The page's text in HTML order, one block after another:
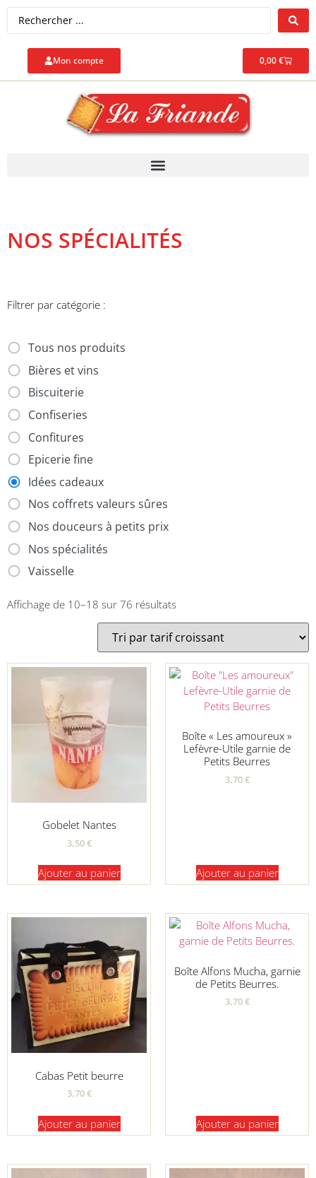
Mon compte 0,00€
NOS SPÉCIALITÉS
Filtrer par catégorie :
Tous nos produits
Bières et vins
Biscuiterie
Confiseries
Confitures
Epicerie fine
Idées cadeaux
Nos coffrets valeurs sûres
Nos douceurs à petits prix
Nos spécialités
Vaisselle
Affichage de 10–18 sur 76 résultats
Gobelet Nantes
3,50€
Ajouter au panier
Boîte « Les amoureux »
Lefèvre-Utile garnie de
Petits Beurres
3,70€
Ajouter au panier
Cabas Petit beurre
3,70€
Ajouter au panier
Boîte Alfons Mucha, garnie
de Petits Beurres.
3,70€
Ajouter au panier